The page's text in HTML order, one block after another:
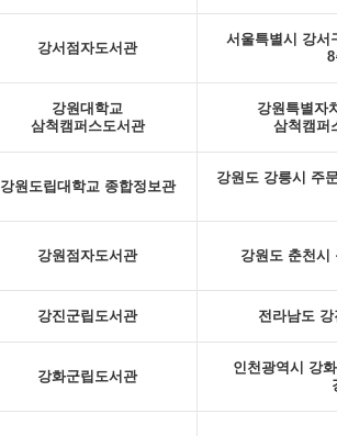
강서점자도서관
서울특별시 강서
강원대학교
삼척캠퍼스도서관
강원특별자
삼척캠퍼
강원도립대학교 종합정보관
강원도 강릉시 주
강원점자도서관 강원도 춘천시
강진군립도서관 전라남도
강화군립도서관
인천광역시 강